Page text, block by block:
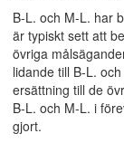
B-L. och M-L. har
är typiskt sett att
övriga
lidande till B-L.
ersättning till de
B-L. och M-L. i
gjort.